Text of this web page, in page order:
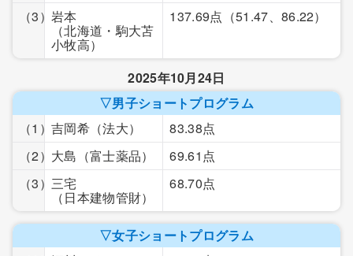
（3）岩本
（北海道・駒大苫
小牧高）
137.69点 （51.47、86.22）
2025年10月24日
▽男子ショートプログラム
（1）吉岡希（法大）
83.38点
（2） 大島 （富士薬品）
69.61点
（3）三宅
（日本建物管財）
68.70点
▽女子ショートプログラム